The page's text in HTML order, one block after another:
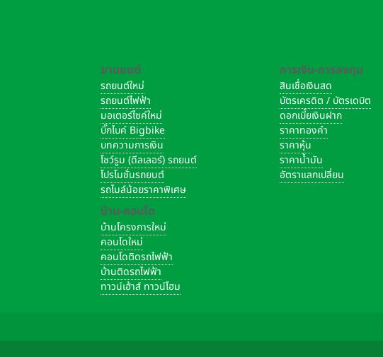
ยานยนต์
รถยนต์ใหม่
รถยนต์ไฟฟ้า
มอเตอร์ไซค์ใหม่
บิ๊กไบค์ Bigbike
บทความการเงิน
โชว์รูม (ดีลเลอร์) รถยนต์
โปรโมชั่นรถยนต์
รถไมล์น้อยราคาพิเศษ
บ้าน-คอนโด
บ้านโครงการใหม่
คอนโดใหม่
คอนโดติดรถไฟฟ้า
บ้านติดรถไฟฟ้า
ทาวน์เฮ้าส์ ทาวน์โฮม
การเงิน-การลงทุน
สินเชื่อเงินสด
บัตรเครดิต / บัตรเดบิต
ดอกเบี้ยเงินฝาก
ราคาทองคำ
ราคาหุ้น
ราคาน้ำมัน
อัตราแลกเปลี่ยน